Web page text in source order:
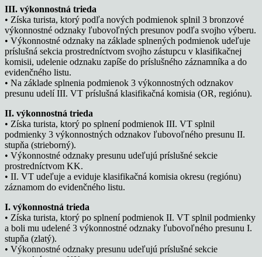
III. výkonnostná trieda
• Získa turista, ktorý podľa nových podmienok splnil 3 bronzové
výkonnostné odznaky ľubovoľných presunov podľa svojho výberu.
• Výkonnostné odznaky na základe splnených podmienok udeľuje
príslušná sekcia prostredníctvom svojho zástupcu v klasifikačnej
komisii, udelenie odznaku zapíše do príslušného záznamníka a do
evidenčného listu.
• Na základe splnenia podmienok 3 výkonnostných odznakov
presunu udelí III. VT príslušná klasifikačná komisia (OR, regiónu).
II. výkonnostná trieda
• Získa turista, ktorý po splnení podmienok III. VT splnil
podmienky 3 výkonnostných odznakov ľubovoľného presunu II.
stupňa (strieborný).
• Výkonnostné odznaky presunu udeľujú príslušné sekcie
prostredníctvom KK.
• II. VT udeľuje a eviduje klasifikačná komisia okresu (regiónu)
záznamom do evidenčného listu.
I. výkonnostná trieda
• Získa turista, ktorý po splnení podmienok II. VT splnil podmienky
a boli mu udelené 3 výkonnostné odznaky ľubovoľného presunu I.
stupňa (zlatý).
• Výkonnostné odznaky presunu udeľujú príslušné sekcie